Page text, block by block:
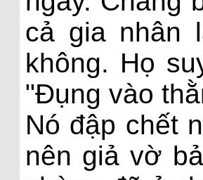
cả gia nhân
không. Họ
"Đụng vào
Nó đập chết
nên giả vờ